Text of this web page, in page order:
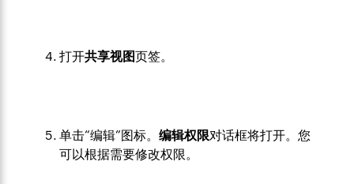
打开共享视图页签。
单击“编辑”图标。 编辑权限对话框将打开。您
可以根据需要修改权限。